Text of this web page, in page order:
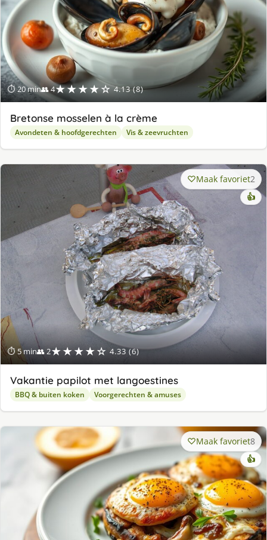
⏱ 20 min👥 4★★★★☆ 4.13 (8)
Bretonse mosselen à la crème
Avondeten & hoofdgerechten Vis & zeevruchten
⏱ 5 min👥 2★★★★☆ 4.33 (6)
Maak favoriet2
👍
Vakantie papilot met langoestines
BBQ & buiten koken Voorgerechten & amuses
Maak favoriet8
👍